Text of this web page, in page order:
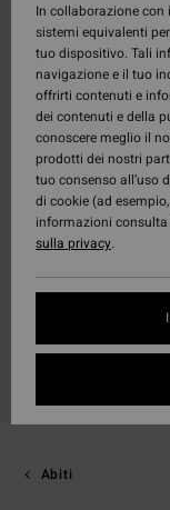
Abiti
In collaborazione
sistemi equivalenti
tuo dispositivo. Tali
navigazione e il tuo
offrirti contenuti e
dei contenuti e della
conoscere meglio il
prodotti dei nostri
tuo consenso all’uso
di cookie (ad
informazioni
sulla privacy.